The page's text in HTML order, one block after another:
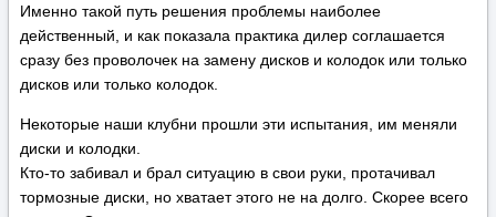
Именно такой путь решения проблемы наиболее
действенный, и как показала практика дилер соглашается
сразу без проволочек на замену дисков и колодок или только
дисков или только колодок.
Некоторые наши клубни прошли эти испытания, им меняли
диски и колодки.
Кто-то забивал и брал ситуацию в свои руки, протачивал
тормозные диски, но хватает этого не на долго. Скорее всего